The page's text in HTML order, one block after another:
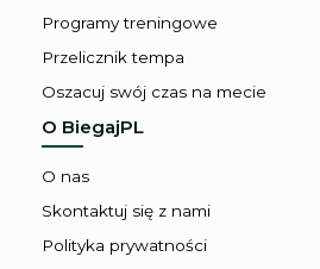
Programy treningowe
Przelicznik tempa
Oszacuj swój czas na mecie
O BiegajPL
O nas
Skontaktuj się z nami
Polityka prywatności